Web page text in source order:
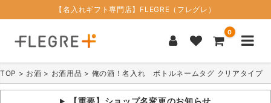
【名入れギフト専門店】FLEGRE（フレグレ）
0
TOP お酒 お酒用品 俺の酒！名入れ ボトルネームタグ クリアタイプ
【重要】ショップ名変更のお知らせ